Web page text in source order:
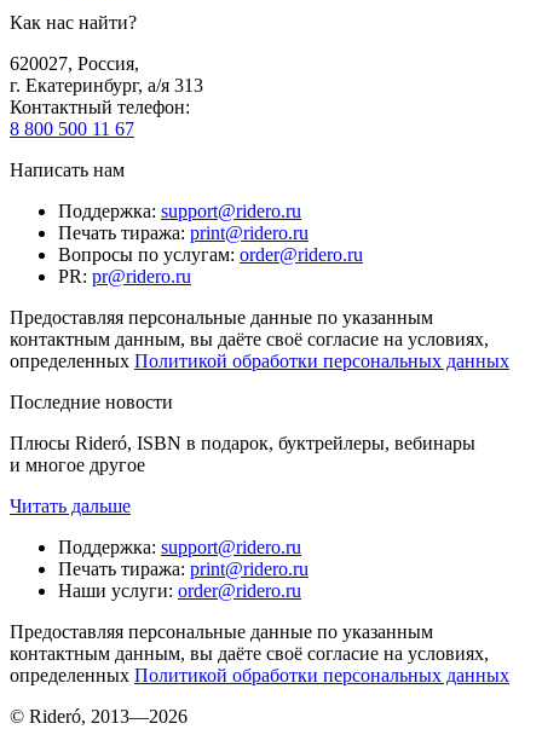
Как нас найти?
620027, Россия,
г. Екатеринбург, а/я 313
Контактный телефон:
8 800 500 11 67
Написать нам
Поддержка: support@ridero.ru
Печать тиража: print@ridero.ru
Вопросы по услугам: order@ridero.ru
PR: pr@ridero.ru
Предоставляя персональные данные по указанным
контактным данным, вы даёте своё согласие на условиях,
определенных Политикой обработки персональных данных
Последние новости
Плюсы Rideró, ISBN в подарок, буктрейлеры, вебинары
и многое другое
Читать дальше
Поддержка: support@ridero.ru
Печать тиража: print@ridero.ru
Наши услуги: order@ridero.ru
Предоставляя персональные данные по указанным
контактным данным, вы даёте своё согласие на условиях,
определенных Политикой обработки персональных данных
© Rideró, 2013—2026